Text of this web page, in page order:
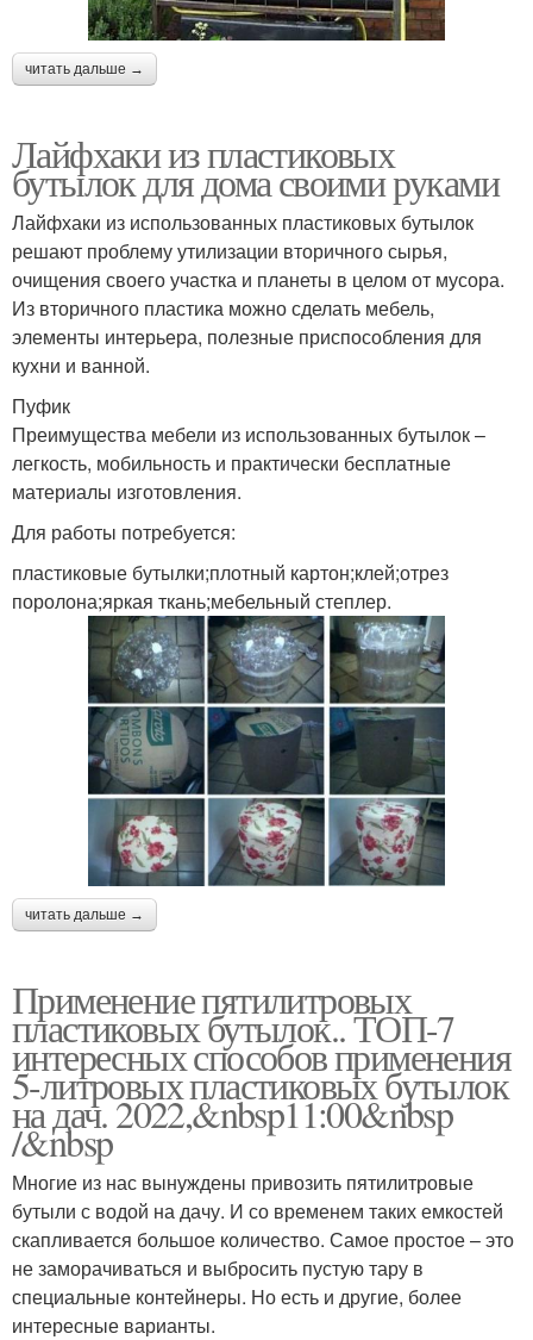
читать дальше →
Лайфхаки из пластиковых
бутылок для дома своими руками
Лайфхаки из использованных пластиковых бутылок
решают проблему утилизации вторичного сырья,
очищения своего участка и планеты в целом от мусора.
Из вторичного пластика можно сделать мебель,
элементы интерьера, полезные приспособления для
кухни и ванной.
Пуфик
Преимущества мебели из использованных бутылок –
легкость, мобильность и практически бесплатные
материалы изготовления.
Для работы потребуется:
пластиковые бутылки;плотный картон;клей;отрез
поролона;яркая ткань;мебельный степлер.
читать дальше →
Применение пятилитровых
пластиковых бутылок.. ТОП-7
интересных способов применения
5-литровых пластиковых бутылок
на дач. 2022,&nbsp11:00&nbsp
/&nbsp
Многие из нас вынуждены привозить пятилитровые
бутыли с водой на дачу. И со временем таких емкостей
скапливается большое количество. Самое простое – это
не заморачиваться и выбросить пустую тару в
специальные контейнеры. Но есть и другие, более
интересные варианты.